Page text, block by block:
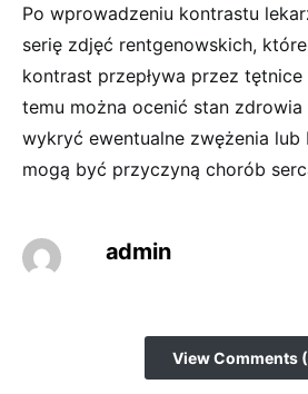
Po wprowadzeniu kontrastu
serię zdjęć rentgenowskich,
kontrast przepływa przez
temu można ocenić stan
wykryć ewentualne zwężenia
mogą być przyczyną chorób
admin
View Comments